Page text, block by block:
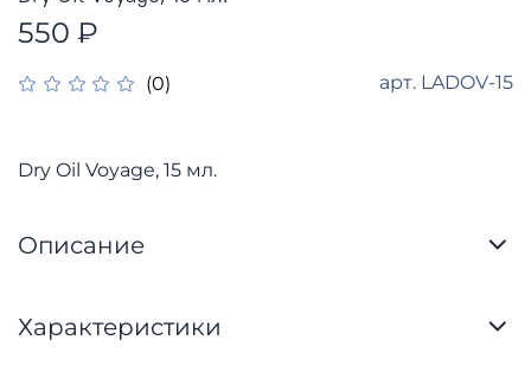
(0) арт. LADOV-15
550 ₽
Dry Oil Voyage, 15 мл.
Описание
Характеристики